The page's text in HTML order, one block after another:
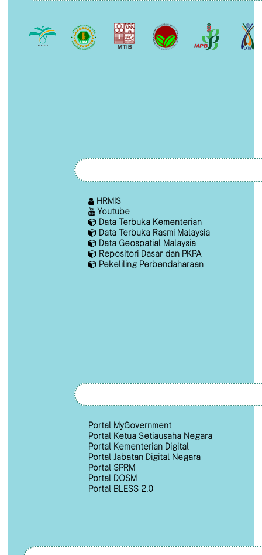
HRMIS
Youtube
Data Terbuka Kementerian
Data Terbuka Rasmi Malaysia
Data Geospatial Malaysia
Repositori Dasar dan PKPA
Pekeliling Perbendaharaan
Portal MyGovernment
Portal Ketua Setiausaha Negara
Portal Kementerian Digital
Portal Jabatan Digital Negara
Portal SPRM
Portal DOSM
Portal BLESS 2.0